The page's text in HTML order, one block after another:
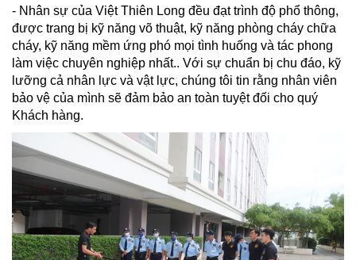
- Nhân sự của Việt Thiên Long đều đạt trình độ phổ thông,
được trang bị kỹ năng võ thuật, kỹ năng phòng cháy chữa
cháy, kỹ năng mềm ứng phó mọi tình huống và tác phong
làm việc chuyên nghiệp nhất.. Với sự chuẩn bị chu đáo, kỹ
lưỡng cả nhân lực và vật lực, chúng tôi tin rằng nhân viên
bảo vệ của mình sẽ đảm bảo an toàn tuyệt đối cho quý
Khách hàng.